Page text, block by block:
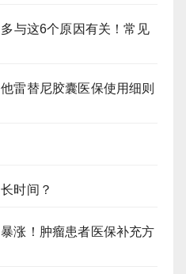
与这6个原因有关！常见
雷替尼胶囊医保使用细则
时间？
涨！肿瘤患者医保补充方